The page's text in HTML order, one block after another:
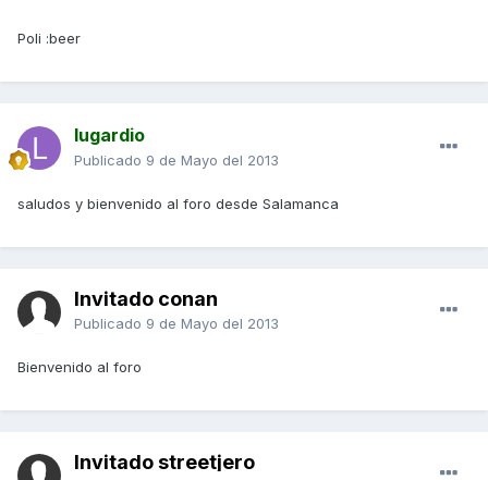
Poli :beer
lugardio
Publicado 9 de Mayo del 2013
saludos y bienvenido al foro desde Salamanca
Invitado conan
Publicado 9 de Mayo del 2013
Bienvenido al foro
Invitado streetjero